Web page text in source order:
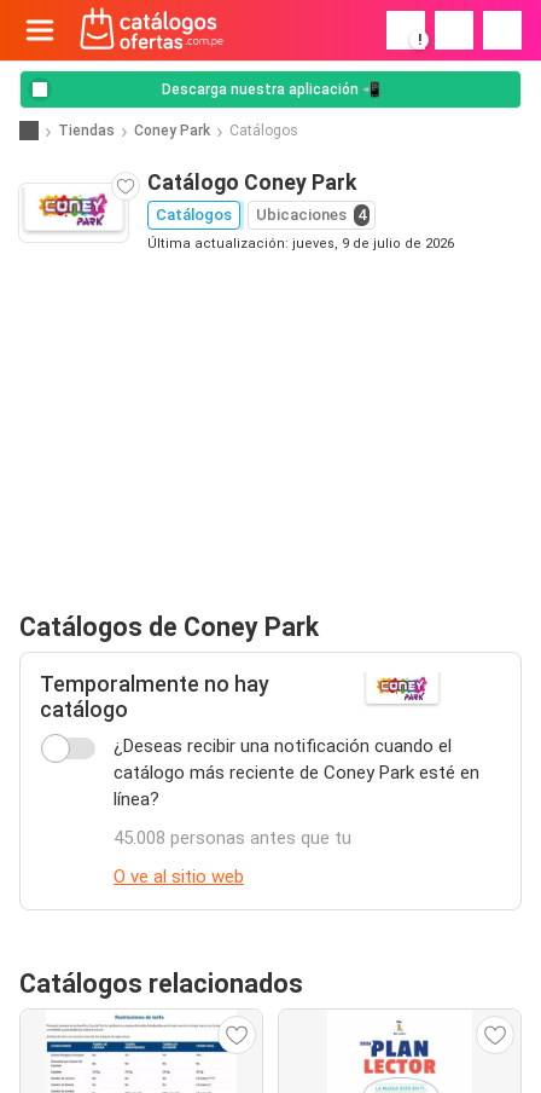
!
Descarga nuestra aplicación 📲
Tiendas Coney Park Catálogos
Catálogo Coney Park
Catálogos Ubicaciones 4
Última actualización: jueves, 9 de julio de 2026
Catálogos de Coney Park
Temporalmente no hay
catálogo
¿Deseas recibir una notificación cuando el
catálogo más reciente de Coney Park esté en
línea?
45.008 personas antes que tu
O ve al sitio web
Catálogos relacionados